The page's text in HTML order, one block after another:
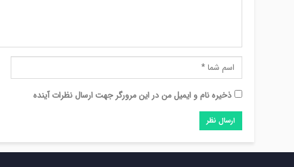
ذخیره نام و ایمیل من در این مرورگر جهت ارسال نظرات آینده